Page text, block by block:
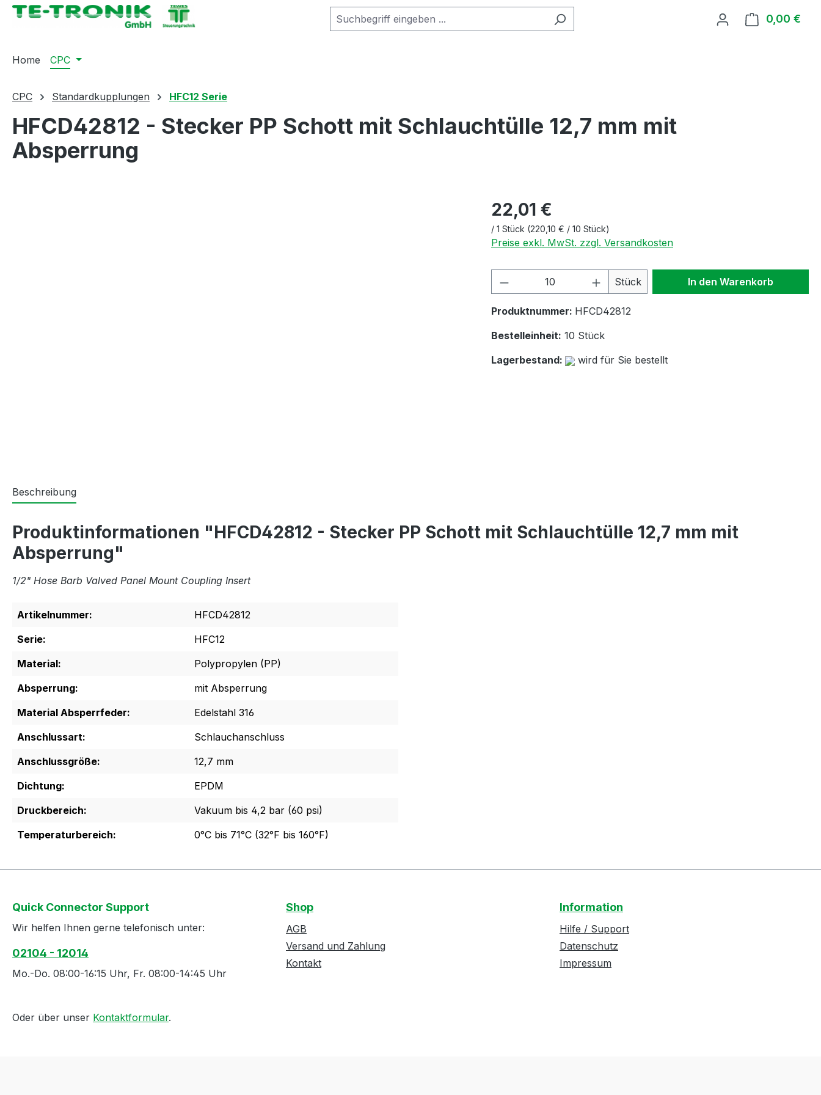
Zur Hauptnavigation springen 0,00 €
Home CPC
CPC Standardkupplungen HFC12 Serie
HFCD42812 - Stecker PP Schott mit Schlauchtülle 12,7 mm mit
Absperrung
22,01 €
/ 1 Stück (220,10 € / 10 Stück)
Preise exkl. MwSt. zzgl. Versandkosten
Produkt Anzahl: Gib den gewünschten Wert
Stück In den Warenkorb
Produktnummer: HFCD42812
Bestelleinheit: 10 Stück
Lagerbestand:
wird für Sie bestellt
Beschreibung
Produktinformationen "HFCD42812 - Stecker PP Schott mit Schlauchtülle 12,7 mm mit
Absperrung"
1/2" Hose Barb Valved Panel Mount Coupling Insert
Artikelnummer:
HFCD42812
Serie:
HFC12
Material:
Polypropylen (PP)
Absperrung:
mit Absperrung
Material Absperrfeder:
Edelstahl 316
Anschlussart:
Schlauchanschluss
Anschlussgröße:
12,7 mm
Dichtung:
EPDM
Druckbereich:
Vakuum bis 4,2 bar (60 psi)
Temperaturbereich:
0°C bis 71°C (32°F bis 160°F)
Quick Connector Support
Wir helfen Ihnen gerne telefonisch unter:
02104 - 12014
Mo.-Do. 08:00-16:15 Uhr, Fr. 08:00-14:45 Uhr
Oder über unser Kontaktformular.
Shop
AGB
Versand und Zahlung
Kontakt
Information
Hilfe / Support
Datenschutz
Impressum